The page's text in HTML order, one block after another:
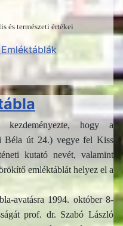
és természeti értékei
hogy a
Béla út 24.) vegye fel Kiss
kutató nevét, valamint
emléktáblát helyez el a
avatásra 1994. október 8-
prof. dr. Szabó László